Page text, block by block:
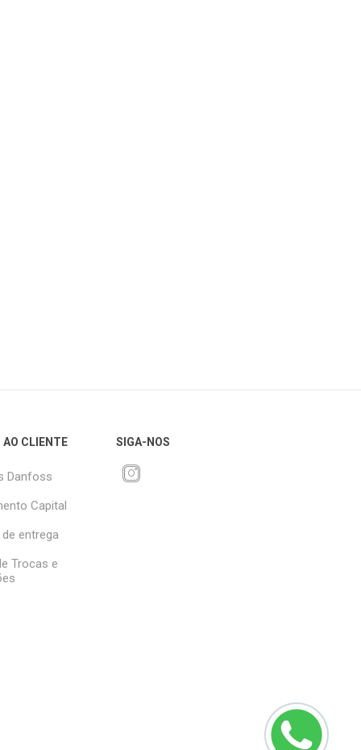
AO CLIENTE
Danfoss
Capital
entrega
Trocas e
SIGA-NOS